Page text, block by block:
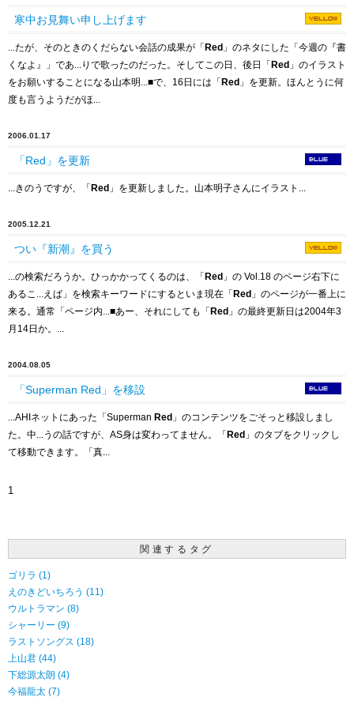
寒中お見舞い申し上げます
...たが、そのときのくだらない会話の成果が「Red 」のネタにした「今週の『書
くなよ』」であ...りで歌ったのだった。そしてこの日、後日「Red 」のイラスト
をお願いすることになる山本明... ■で、16日には「Red 」を更新。ほんとうに何
度も言うようだがほ...
2006.01.17
「Red」を更新
...きのうですが、「Red 」を更新しました。山本明子さんにイラスト...
2005.12.21
つい『新潮』を買う
...の検索だろうか。ひっかかってくるのは、「Red 」の Vol.18 のページ右下に
あるこ...えば」を検索キーワードにするといま現在「Red 」のページが一番上に
来る。通常「ページ内... ■あー、それにしても「Red 」の最終更新日は2004年3
月14日か。...
2004.08.05
「Superman Red」を移設
...AHIネットにあった「Superman Red 」のコンテンツをごそっと移設しまし
た。中...うの話ですが、AS身は変わってません。「Red 」のタブをクリックし
て移動できます。「真...
1
関連するタグ
ゴリラ (1)
えのきどいちろう (11)
ウルトラマン (8)
シャーリー (9)
ラストソングス (18)
上山君 (44)
下総源太朗 (4)
今福龍太 (7)